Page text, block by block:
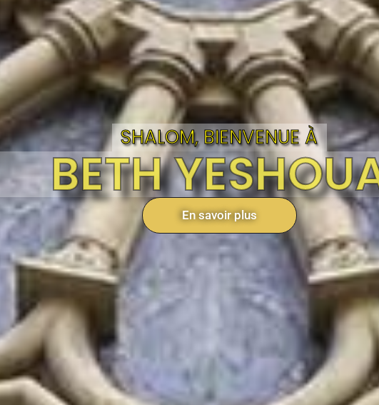
SHALOM, BIENVENUE À
BETH
En savoir plus